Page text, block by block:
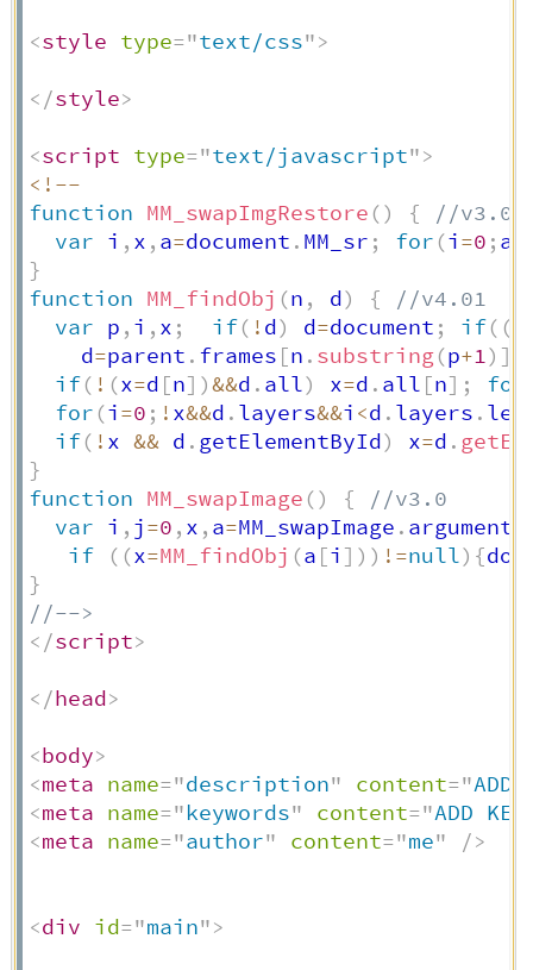
<style type="text/css">
</style>
<script type="text/javascript">
< ! --
function MM_swapImgRestore () {
//v3.0
var i , x , a=document . MM_sr ; for (i=0 ; a
}
function MM_findObj (n , d) {
//v4.01
var p , i , x ; if( ! d) d=document ; if( (
    d
=parent . frames [n . substring(p+1) ]
if( ! (x=d [n] )&&d . all) x=d . all [n] ;
for
for (i=0 ; ! x&&d . layers&&i <d . layers .
if( ! x && d . getElementById) x=d .
}
function MM_swapImage () {
//v3.0
var i , j=0 , x , a=MM_swapImage . arguments
if
( (x=MM_findObj (a [i ] ) ) !=null) {
}
//-->
</script>
</head>
<body>
<meta name="description" content="ADD
<meta name="keywords" content="ADD
<meta name="author" content="me" />
<div id="main">